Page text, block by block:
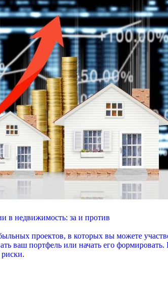
в недвижимость: за и против
проектов, в которых вы можете
ваш портфель или начать его